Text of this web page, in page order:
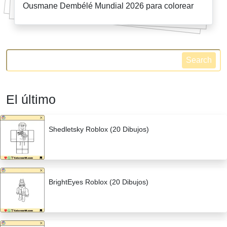
Ousmane Dembélé Mundial 2026 para colorear
Search
El último
Shedletsky Roblox (20 Dibujos)
BrightEyes Roblox (20 Dibujos)